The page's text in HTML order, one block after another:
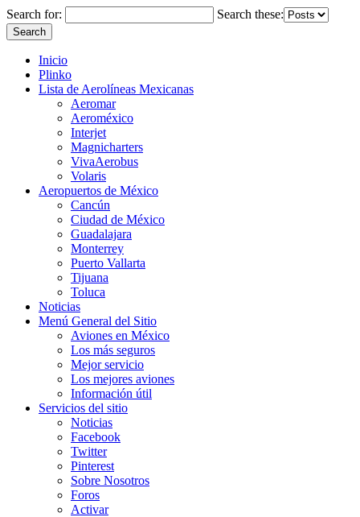
Search for: Search these:
Inicio
Plinko
Lista de Aerolíneas Mexicanas
Aeromar
Aeroméxico
Interjet
Magnicharters
VivaAerobus
Volaris
Aeropuertos de México
Cancún
Ciudad de México
Guadalajara
Monterrey
Puerto Vallarta
Tijuana
Toluca
Noticias
Menú General del Sitio
Aviones en México
Los más seguros
Mejor servicio
Los mejores aviones
Información útil
Servicios del sitio
Noticias
Facebook
Twitter
Pinterest
Sobre Nosotros
Foros
Activar